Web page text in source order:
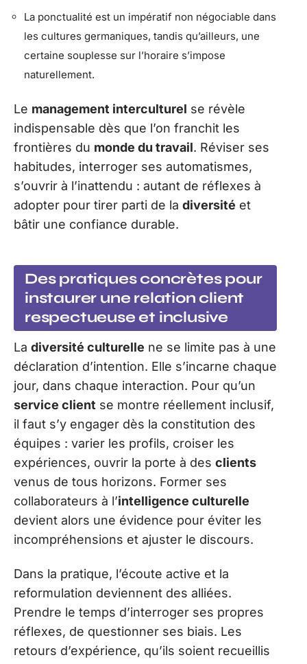
La ponctualité est un impératif non négociable dans
les cultures germaniques, tandis qu’ailleurs, une
certaine souplesse sur l’horaire s’impose
naturellement.
Le management interculturel se révèle
indispensable dès que l’on franchit les
frontières du monde du travail. Réviser ses
habitudes, interroger ses automatismes,
s’ouvrir à l’inattendu : autant de réflexes à
adopter pour tirer parti de la diversité et
bâtir une confiance durable.
Des pratiques concrètes pour
instaurer une relation client
respectueuse et inclusive
La diversité culturelle ne se limite pas à une
déclaration d’intention. Elle s’incarne chaque
jour, dans chaque interaction. Pour qu’un
service client se montre réellement inclusif,
il faut s’y engager dès la constitution des
équipes : varier les profils, croiser les
expériences, ouvrir la porte à des clients
venus de tous horizons. Former ses
collaborateurs à l’intelligence culturelle
devient alors une évidence pour éviter les
incompréhensions et ajuster le discours.
Dans la pratique, l’écoute active et la
reformulation deviennent des alliées.
Prendre le temps d’interroger ses propres
réflexes, de questionner ses biais. Les
retours d’expérience, qu’ils soient recueillis